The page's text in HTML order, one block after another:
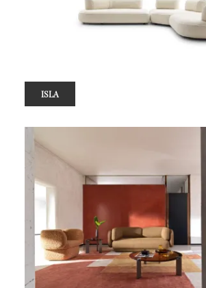
ISLA